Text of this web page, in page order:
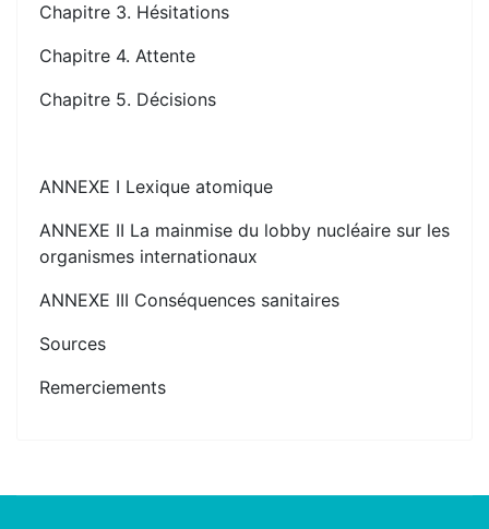
Chapitre 3. Hésitations
Chapitre 4. Attente
Chapitre 5. Décisions
ANNEXE I Lexique atomique
ANNEXE II La mainmise du lobby nucléaire sur les
organismes internationaux
ANNEXE III Conséquences sanitaires
Sources
Remerciements